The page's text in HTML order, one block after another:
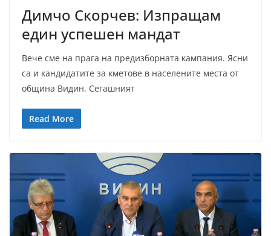
Димчо Скорчев: Изпращам
един успешен мандат
Вече сме на прага на предизборната кампания. Ясни
са и кандидатите за кметове в населените места от
община Видин. Сегашният
Read More